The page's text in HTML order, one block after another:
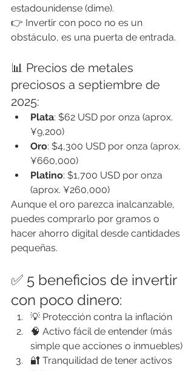
estadounidense (dime).
👉 Invertir con poco no es un
obstáculo, es una puerta de entrada.
📊 Precios de metales
preciosos a septiembre de
2025:
Plata: $62 USD por onza (aprox.
¥9,200)
Oro: $4,300 USD por onza (aprox.
¥660,000)
Platino: $1,700 USD por onza
(aprox. ¥260,000)
Aunque el oro parezca inalcanzable,
puedes comprarlo por gramos o
hacer ahorro digital desde cantidades
pequeñas.
✅ 5 beneficios de invertir
con poco dinero:
💡 Protección contra la inflación
🧠 Activo fácil de entender (más
simple que acciones o inmuebles)
🔐 Tranquilidad de tener activos